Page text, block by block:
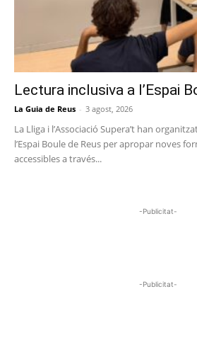
Lectura inclusiva a l’Espai
La Guia de Reus - 3 agost, 2026
La Lliga i l’Associació Supera’t han
l’Espai Boule de Reus per apropar noves
accessibles a través...
-Publicitat-
-Publicitat-